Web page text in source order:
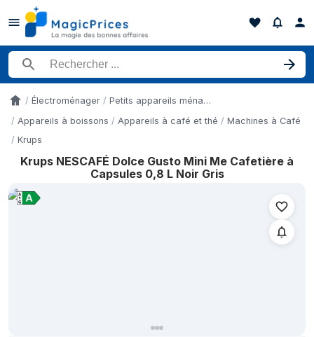
Rechercher un produit
AccueilÉlectroménager
Petits appareils ménagers
Appareils à boissons
Appareils à café et thé
Machines à Café
Krups
Krups NESCAFÉ Dolce Gusto Mini Me Cafetière à
Capsules 0,8 L Noir Gris
Historique des prix de Krups NESCAFÉ Dolce Gusto Mini Me
Date
10 mai 2026